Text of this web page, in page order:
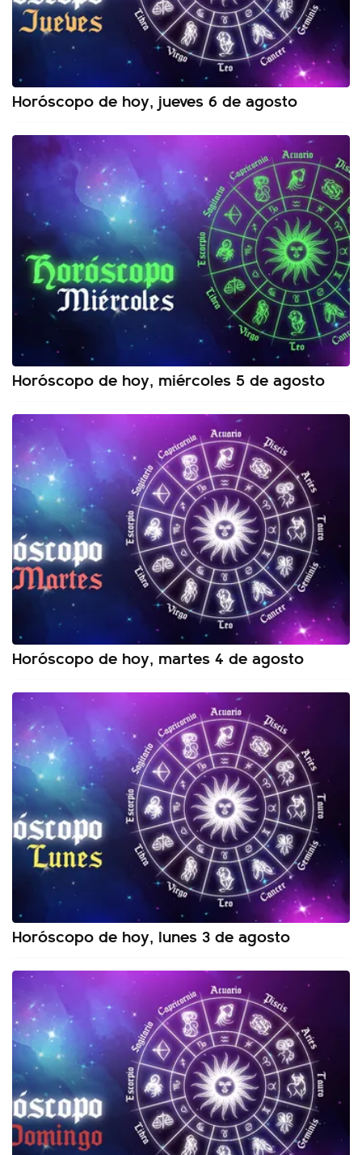
Horóscopo de hoy, jueves 6 de agosto
Horóscopo de hoy, miércoles 5 de agosto
Horóscopo de hoy, martes 4 de agosto
Horóscopo de hoy, lunes 3 de agosto